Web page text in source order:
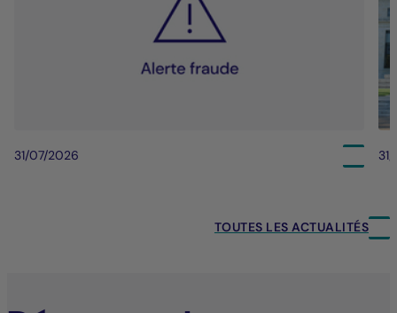
31/07/2026
TOUTES LES ACTUALITÉS